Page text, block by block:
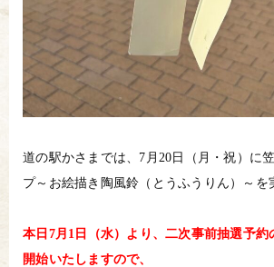
道の駅かさまでは、7月20日（月・祝）に
プ～お絵描き陶風鈴（とうふうりん）～を
本日7月1日（水）より、二次事前抽選予約
開始いたしますので、